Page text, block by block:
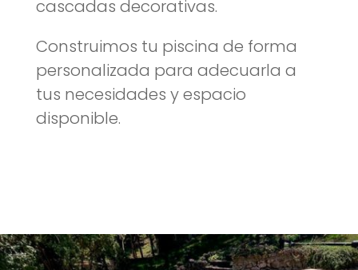
cascadas decorativas.
Construimos tu piscina de forma
personalizada para adecuarla a
tus necesidades y espacio
disponible.